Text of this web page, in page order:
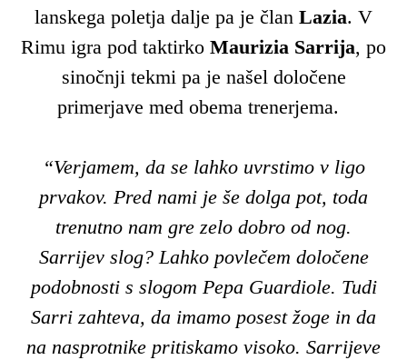
lanskega poletja dalje pa je član Lazia. V
Rimu igra pod taktirko Maurizia Sarrija, po
sinočnji tekmi pa je našel določene
primerjave med obema trenerjema.
“Verjamem, da se lahko uvrstimo v ligo
prvakov. Pred nami je še dolga pot, toda
trenutno nam gre zelo dobro od nog.
Sarrijev slog? Lahko povlečem določene
podobnosti s slogom Pepa Guardiole. Tudi
Sarri zahteva, da imamo posest žoge in da
na nasprotnike pritiskamo visoko. Sarrijeve